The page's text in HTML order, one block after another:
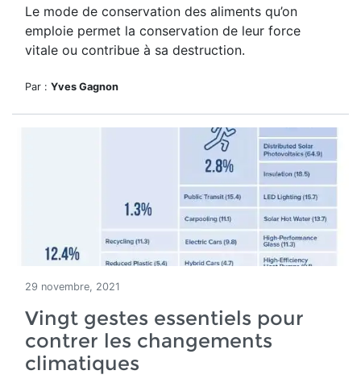
Le mode de conservation des aliments qu’on
emploie permet la conservation de leur force
vitale ou contribue à sa destruction.
Par : Yves Gagnon
29 novembre, 2021
Vingt gestes essentiels pour
contrer les changements
climatiques